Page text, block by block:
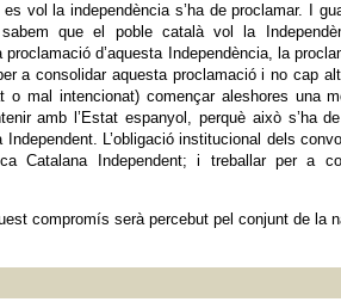
vol la independència s’ha de proclamar. I
que el poble català vol la
d’aquesta Independència, la
a consolidar aquesta proclamació i no cap
mal intencionat) començar aleshores una
amb l’Estat espanyol, perquè això s’ha
L’obligació institucional dels
Catalana Independent; i treballar per a
compromís serà percebut pel conjunt de la